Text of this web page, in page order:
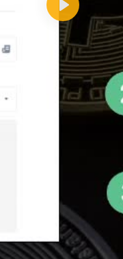
Reproducir